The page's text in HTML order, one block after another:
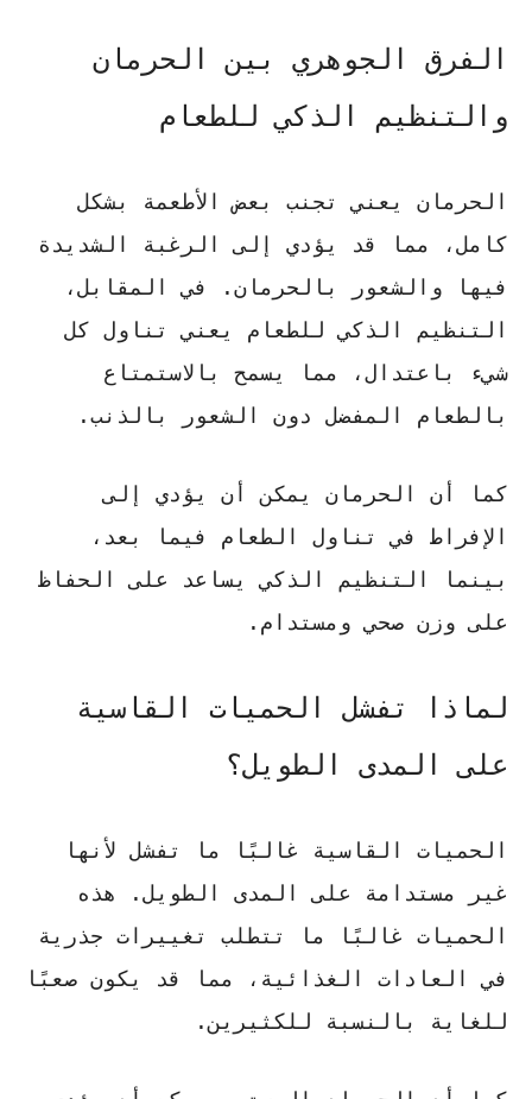
الفرق الجوهري بين الحرمان
والتنظيم الذكي للطعام
الحرمان يعني تجنب بعض الأطعمة بشكل
كامل، مما قد يؤدي إلى الرغبة الشديدة
فيها والشعور بالحرمان. في المقابل،
التنظيم الذكي للطعام يعني تناول كل
شيء باعتدال، مما يسمح بالاستمتاع
بالطعام المفضل دون الشعور بالذنب.
كما أن الحرمان يمكن أن يؤدي إلى
الإفراط في تناول الطعام فيما بعد،
بينما التنظيم الذكي يساعد على الحفاظ
على وزن صحي ومستدام.
لماذا تفشل الحميات القاسية
على المدى الطويل؟
الحميات القاسية غالبًا ما تفشل لأنها
غير مستدامة على المدى الطويل. هذه
الحميات غالبًا ما تتطلب تغييرات جذرية
في العادات الغذائية، مما قد يكون صعبًا
للغاية بالنسبة للكثيرين.